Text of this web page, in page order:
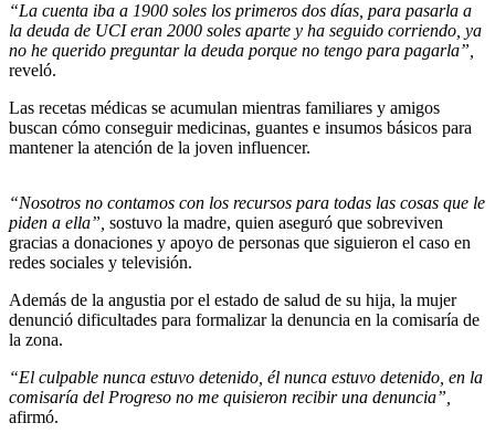
“La cuenta iba a 1900 soles los primeros dos días, para pasarla a
la deuda de UCI eran 2000 soles aparte y ha seguido corriendo, ya
no he querido preguntar la deuda porque no tengo para pagarla”,
reveló.
Las recetas médicas se acumulan mientras familiares y amigos
buscan cómo conseguir medicinas, guantes e insumos básicos para
mantener la atención de la joven influencer.
“Nosotros no contamos con los recursos para todas las cosas que le
piden a ella”, sostuvo la madre, quien aseguró que sobreviven
gracias a donaciones y apoyo de personas que siguieron el caso en
redes sociales y televisión.
Además de la angustia por el estado de salud de su hija, la mujer
denunció dificultades para formalizar la denuncia en la comisaría de
la zona.
“El culpable nunca estuvo detenido, él nunca estuvo detenido, en la
comisaría del Progreso no me quisieron recibir una denuncia”,
afirmó.